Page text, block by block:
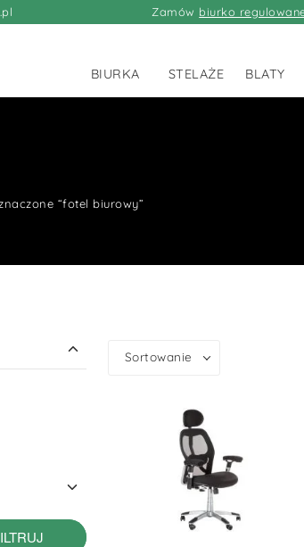
Zamów biurko
BIURKA STELAŻE BLATY
“fotel biurowy”
Sortowanie